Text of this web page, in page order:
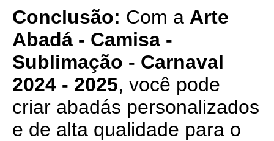
Conclusão: Com a Arte
Abadá - Camisa -
Sublimação - Carnaval
2024 - 2025, você pode
criar abadás personalizados
e de alta qualidade para o